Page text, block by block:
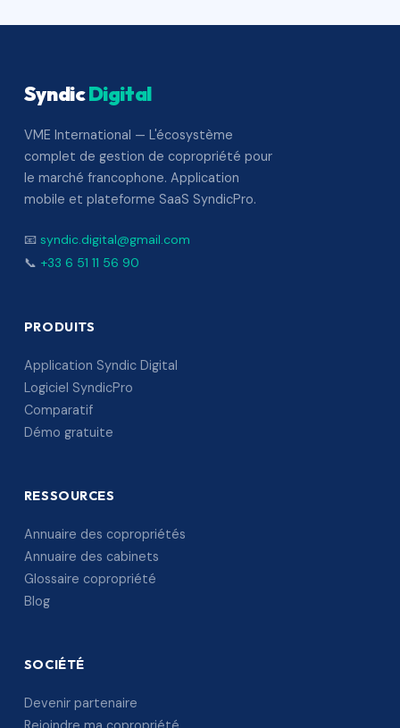
SyndicDigital
VME International — L'écosystème
complet de gestion de copropriété pour
le marché francophone. Application
mobile et plateforme SaaS SyndicPro.
📧 syndic.digital@gmail.com
📞 +33 6 51 11 56 90
PRODUITS
Application Syndic Digital
Logiciel SyndicPro
Comparatif
Démo gratuite
RESSOURCES
Annuaire des copropriétés
Annuaire des cabinets
Glossaire copropriété
Blog
SOCIÉTÉ
Devenir partenaire